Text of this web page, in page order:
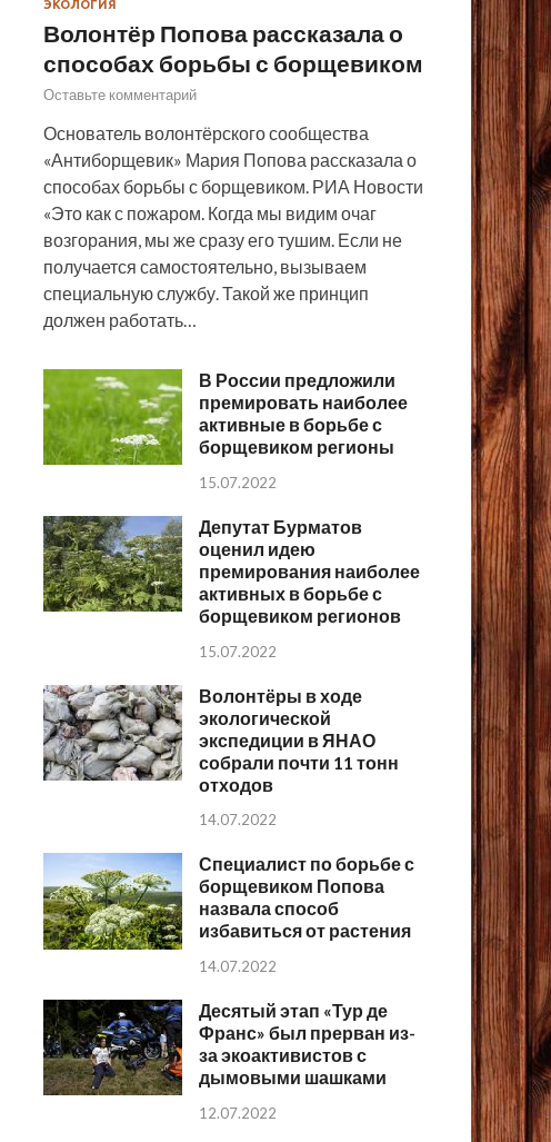
ЭКОЛОГИЯ
Волонтёр Попова рассказала о
способах борьбы с борщевиком
Оставьте комментарий
Основатель волонтёрского сообщества
«Антиборщевик» Мария Попова рассказала о
способах борьбы с борщевиком. РИА Новости
«Это как с пожаром. Когда мы видим очаг
возгорания, мы же сразу его тушим. Если не
получается самостоятельно, вызываем
специальную службу. Такой же принцип
должен работать…
В России предложили
премировать наиболее
активные в борьбе с
борщевиком регионы
15.07.2022
Депутат Бурматов
оценил идею
премирования наиболее
активных в борьбе с
борщевиком регионов
15.07.2022
Волонтёры в ходе
экологической
экспедиции в ЯНАО
собрали почти 11 тонн
отходов
14.07.2022
Специалист по борьбе с
борщевиком Попова
назвала способ
избавиться от растения
14.07.2022
Десятый этап «Тур де
Франс» был прерван из-
за экоактивистов с
дымовыми шашками
12.07.2022